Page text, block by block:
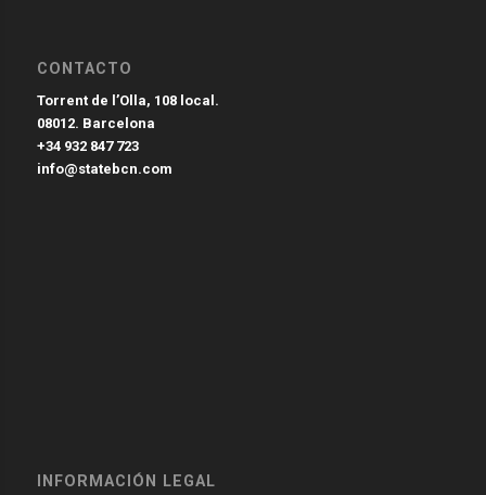
CONTACTO
Torrent de l’Olla, 108 local.
08012. Barcelona
+34 932 847 723
info@statebcn.com
INFORMACIÓN LEGAL